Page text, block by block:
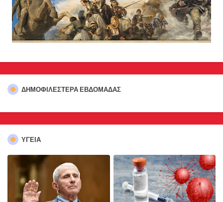
ΔΗΜΟΦΙΛΈΣΤΕΡΑ ΕΒΔΟΜΆΔΑΣ
ΥΓΕΙΑ